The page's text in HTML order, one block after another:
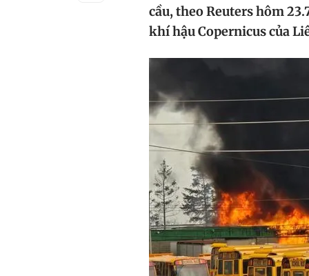
cầu, theo Reuters hôm
khí hậu Copernicus của